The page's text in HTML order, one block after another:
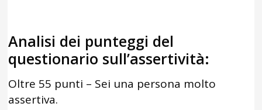
Analisi dei punteggi del
questionario sull’assertività:
Oltre 55 punti – Sei una persona molto
assertiva.